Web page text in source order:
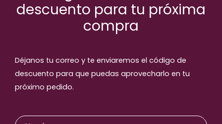
descuento para tu próxima
compra
Déjanos tu correo y te enviaremos el código de
descuento para que puedas aprovecharlo en tu
próximo pedido.